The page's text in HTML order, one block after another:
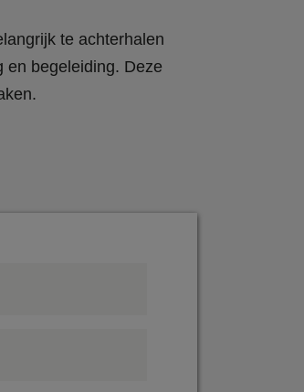
te achterhalen
en begeleiding. Deze